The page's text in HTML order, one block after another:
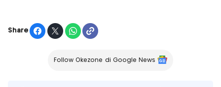
Share
Follow Okezone di Google News